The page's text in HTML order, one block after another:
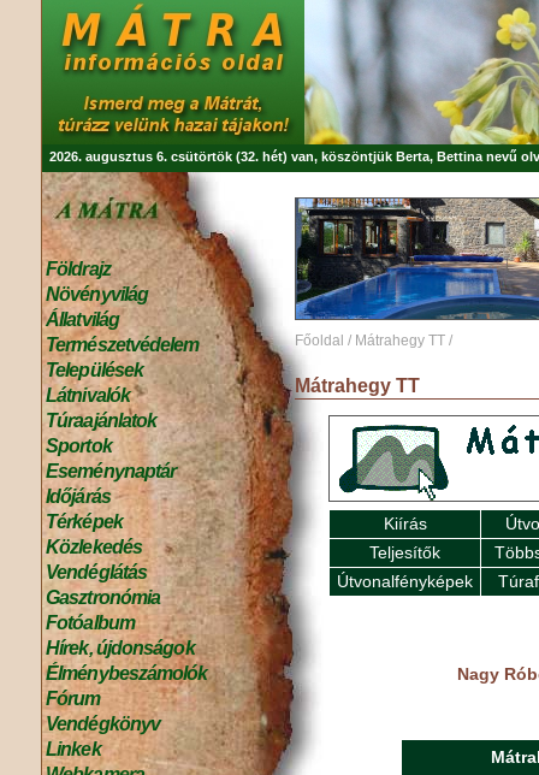
2026. augusztus 6. csütörtök (32. hét) van, köszöntjük Berta, Bettina nevű
Földrajz
Növényvilág
Állatvilág
Természetvédelem
Települések
Látnivalók
Túraajánlatok
Sportok
Eseménynaptár
Időjárás
Térképek
Közlekedés
Vendéglátás
Gasztronómia
Fotóalbum
Hírek, újdonságok
Élménybeszámolók
Fórum
Vendégkönyv
Linkek
Főoldal / Mátrahegy TT /
Mátrahegy TT
Kiírás
Teljesítők
Útvonalfényképek
Nagy